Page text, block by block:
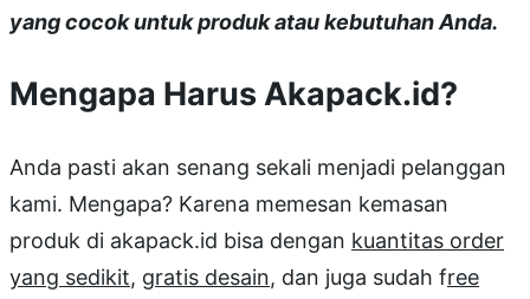
yang cocok untuk produk atau kebutuhan Anda.
Mengapa Harus Akapack.id?
Anda pasti akan senang sekali menjadi pelanggan
kami. Mengapa? Karena memesan kemasan
produk di akapack.id bisa dengan kuantitas order
yang sedikit, gratis desain, dan juga sudah free